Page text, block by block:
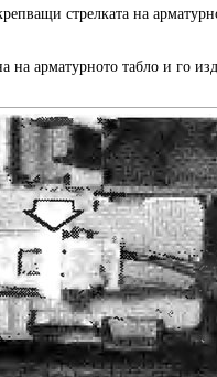
стрелката на
на арматурното табло и го